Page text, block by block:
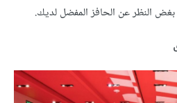
النظر عن الحافز المفضل لديك.